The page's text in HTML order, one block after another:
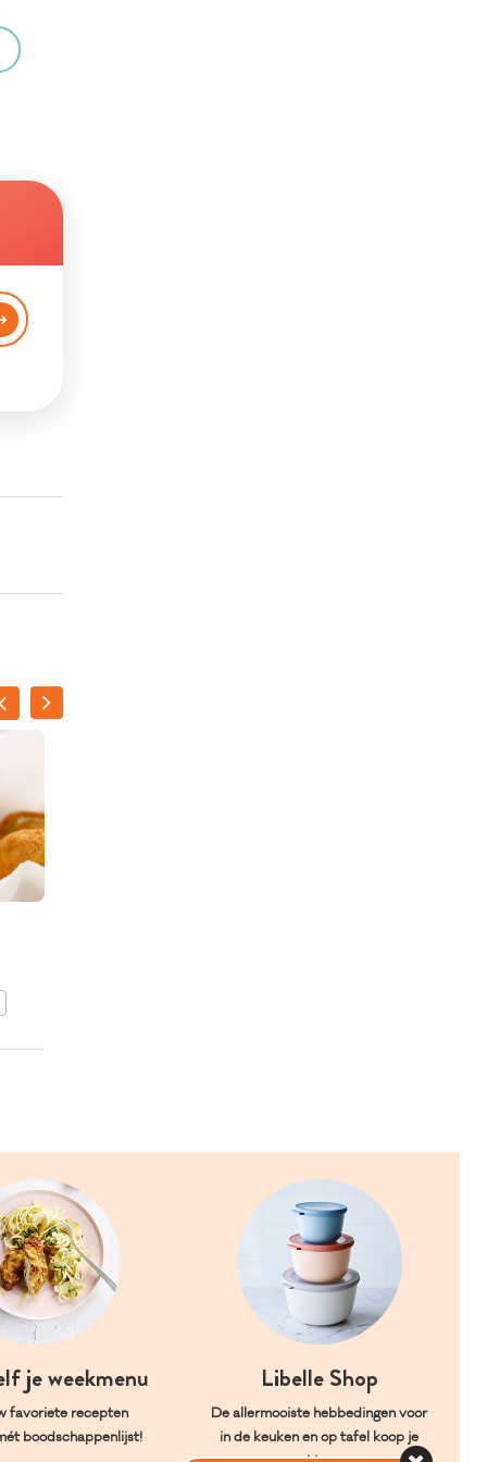
je weekmenu
favoriete recepten
boodschappenlijst!
Libelle Shop
De allermooiste hebbedingen voor
in de keuken en op tafel koop je